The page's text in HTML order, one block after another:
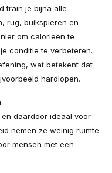
train je bijna alle
rug, buikspieren en
om calorieën te
conditie te verbeteren.
wat betekent dat
hardlopen.
daardoor ideaal voor
nemen ze weinig ruimte
mensen met een